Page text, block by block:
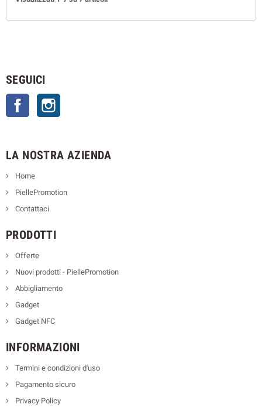
SEGUICI
Facebook
LA NOSTRA AZIENDA
Home
PiellePromotion
Contattaci
PRODOTTI
Offerte
Nuovi prodotti - PiellePromotion
Abbigliamento
Gadget
Gadget NFC
INFORMAZIONI
Termini e condizioni d'uso
Pagamento sicuro
Privacy Policy